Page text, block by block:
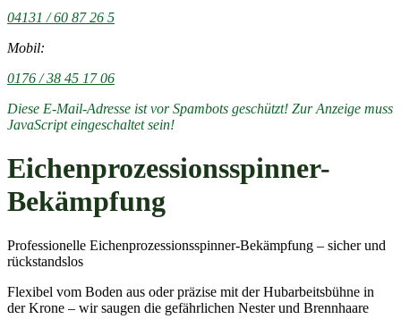
04131 / 60 87 26 5
Mobil:
0176 / 38 45 17 06
Diese E-Mail-Adresse ist vor Spambots geschützt! Zur Anzeige muss
JavaScript eingeschaltet sein!
Eichenprozessionsspinner-
Bekämpfung
Professionelle Eichenprozessionsspinner-Bekämpfung – sicher und
rückstandslos
Flexibel vom Boden aus oder präzise mit der Hubarbeitsbühne in
der Krone – wir saugen die gefährlichen Nester und Brennhaare